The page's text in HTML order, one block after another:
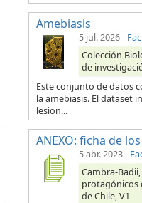
Amebiasis
5 jul. 2026-
Colección
de
Este conjunto de datos
la amebiasis. El dataset
lesion...
ANEXO: ficha de
5 abr. 2023-
Cambra-
protagónicos
de Chile, V1